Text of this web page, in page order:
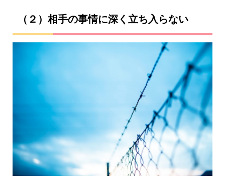
（２）相手の事情に深く立ち入らない